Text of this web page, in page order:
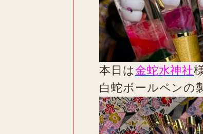
本日は金蛇水神社
白蛇ボールペンの